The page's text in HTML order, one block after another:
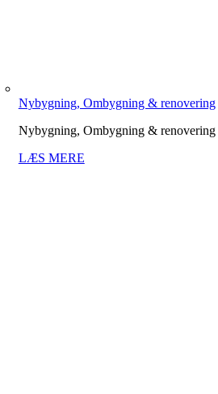
Nybygning, Ombygning & renovering
Nybygning, Ombygning & renovering
LÆS MERE